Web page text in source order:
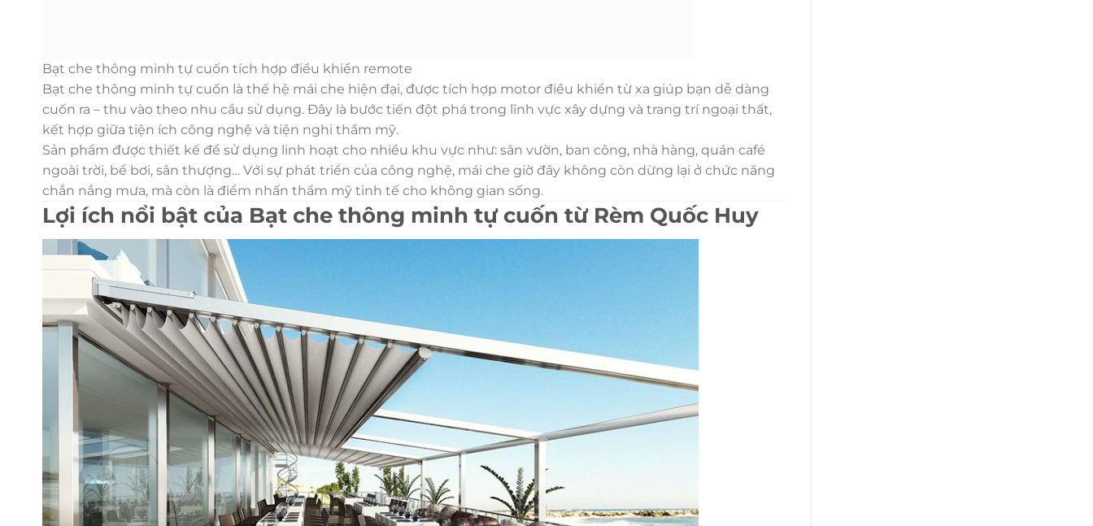
Bạt che thông minh tự cuốn tích hợp điều khiển remote
Bạt che thông minh tự cuốn là thế hệ mái che hiện đại, được tích hợp motor điều khiển từ xa giúp bạn dễ dàng
cuốn ra – thu vào theo nhu cầu sử dụng. Đây là bước tiến đột phá trong lĩnh vực xây dựng và trang trí ngoại thất,
kết hợp giữa tiện ích công nghệ và tiện nghi thẩm mỹ.
Sản phẩm được thiết kế để sử dụng linh hoạt cho nhiều khu vực như: sân vườn, ban công, nhà hàng, quán café
ngoài trời, bể bơi, sân thượng… Với sự phát triển của công nghệ, mái che giờ đây không còn dừng lại ở chức năng
chắn nắng mưa, mà còn là điểm nhấn thẩm mỹ tinh tế cho không gian sống.
Lợi ích nổi bật của Bạt che thông minh tự cuốn từ Rèm Quốc Huy